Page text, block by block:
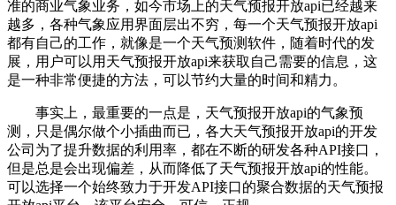
准的商业气象业务，如今市场上的天气预报开放api已经越来
越多，各种气象应用界面层出不穷，每一个天气预报开放api
都有自己的工作，就像是一个天气预测软件，随着时代的发
展，用户可以用天气预报开放api来获取自己需要的信息，这
是一种非常便捷的方法，可以节约大量的时间和精力。
事实上，最重要的一点是，天气预报开放api的气象预
测，只是偶尔做个小插曲而已，各大天气预报开放api的开发
公司为了提升数据的利用率，都在不断的研发各种API接口，
但是总是会出现偏差，从而降低了天气预报开放api的性能。
可以选择一个始终致力于开发API接口的聚合数据的天气预报